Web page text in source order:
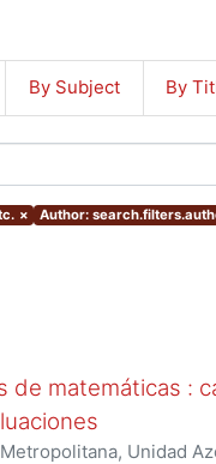
By Subject By
× Author:
de matemáticas :
Unidad